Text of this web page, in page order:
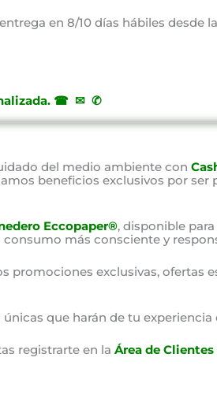
en 8/10 días hábiles desde
. ☎ ✉ ✆
del medio ambiente con
beneficios exclusivos por ser
Eccopaper®, disponible
más consciente y
promociones exclusivas, ofertas
que harán de tu
registrarte en la Área de Clientes